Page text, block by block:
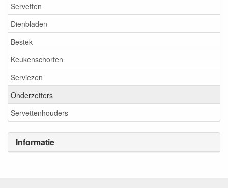
Servetten
Dienbladen
Bestek
Keukenschorten
Serviezen
Onderzetters
Servettenhouders
Informatie